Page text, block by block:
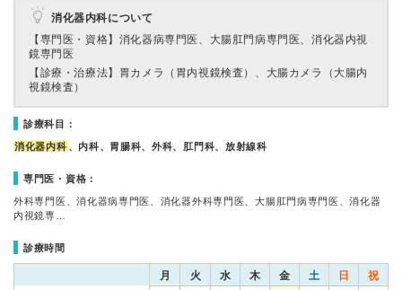
消化器内科について
【専門医・資格】 消化器病専門医、大腸肛門病専門医、消化器内視
鏡専門医
【診療・治療法】 胃カメラ（胃内視鏡検査）、大腸カメラ（大腸内
視鏡検査）
診療科目：
消化器内科 、内科、胃腸科、外科、肛門科、放射線科
専門医・資格：
外科専門医、消化器病専門医、消化器外科専門医、大腸肛門病専門医、消化器
内視鏡専…
診療時間
月 火 水 木 金 土 日 祝